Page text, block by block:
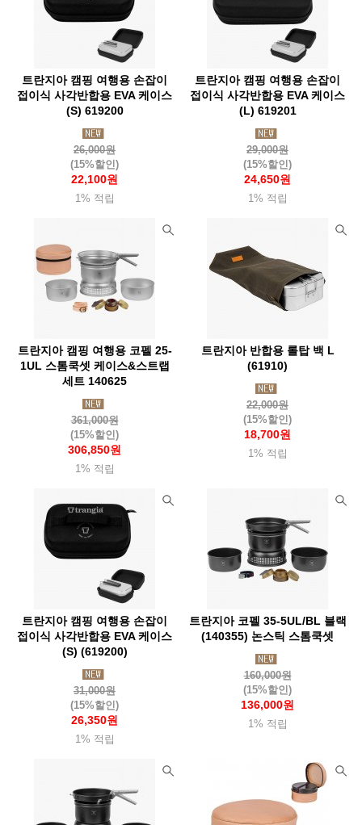
위그암(Wigwam) 윈체스터(Winchester)
윙커(Wicker) 워터쉐드(Watershed) 윌도(Willdo)
자누(Jannu) 잠스트(Zamst) 점비스(Gumbes)
제로그램(Zerogram) 제이알기어(Jrgear)
제니디자인(Zanydesign) 젠틀맨하드웨어(Zentleman)
젬파이어(Zempire) 조지루시 주퍼조지알
준우아웃도어(Junwoo 지에스아이(Gsioutdoor)
카라신(Characin) 카멜백(Camelbak)
카이도(Kaido) 카즈미(Kzm) 카포(Capo) 커쇼(Kershaw)
캠핑랩 캠프라인(Campline) 캡틴스태그(Captainstag)
코쿤(Cocoon) 콘도르(Condor) 콜드스틸(Coldsteel)
클라이밋(Klymit)
클라루스(Klarrus) 클라터뮤젠(Klattermusen)
클린켄틴(Kleankanteen) 타라고(Taraago)
테라네이션(Terranation) 트란지아(Trangia)
트레블첵(Travelcheck) 티어에이드(Tearaid) 틸리(Tilley)
팬쳐리커버리풋웨어(Fanture) 페츨(Petzl)
페트로막스(Petromax)
포스트엑스 포스트제너럴 포질스 폴라박스
퓨어핸드랜턴(Feuerhand) 프리즘(Prizm)
프린스톤텍(Princetontec) 피엘라벤(Fjallraven) 피츠(Fits)
플레스테일(Flextail) 하바행크 하이드라팩
하이드오프
호미즈 헬리녹스
헬리콘텍스 힐레베르그
트란지아 캠핑 여행용 손잡이
접이식 사각반합용 EVA 케이스
(S) 619200
26,000원
(15%할인)
22,100원
1% 적립
트란지아 캠핑 여행용 손잡이
접이식 사각반합용 EVA 케이스
(L) 619201
29,000원
(15%할인)
24,650원
1% 적립
트란지아 캠핑 여행용 코펠 25-
1UL 스톰쿡셋 케이스&스트랩
세트 140625
361,000원
(15%할인)
306,850원
1% 적립
트란지아 반합용 롤탑 백 L
(61910)
22,000원
(15%할인)
18,700원
1% 적립
트란지아 캠핑 여행용 손잡이
접이식 사각반합용 EVA 케이스
(S) (619200)
31,000원
(15%할인)
26,350원
1% 적립
트란지아 코펠 35-5UL/BL 블랙
(140355) 논스틱 스톰쿡셋
160,000원
(15%할인)
136,000원
1% 적립